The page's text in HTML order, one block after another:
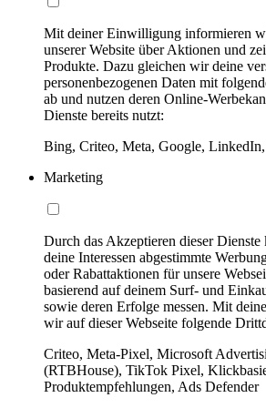
Mit deiner Einwilligung informieren
unserer Website über Aktionen und
Produkte. Dazu gleichen wir deine
personenbezogenen Daten mit
ab und nutzen deren Online-
Dienste bereits nutzt:
Bing, Criteo, Meta, Google,
Marketing
Durch das Akzeptieren dieser
deine Interessen abgestimmte
oder Rabattaktionen für unsere
basierend auf deinem Surf- und
sowie deren Erfolge messen. Mit
wir auf dieser Webseite folgende
Criteo, Meta-Pixel, Microsoft
(RTBHouse), TikTok Pixel,
Produktempfehlungen, Ads Defender